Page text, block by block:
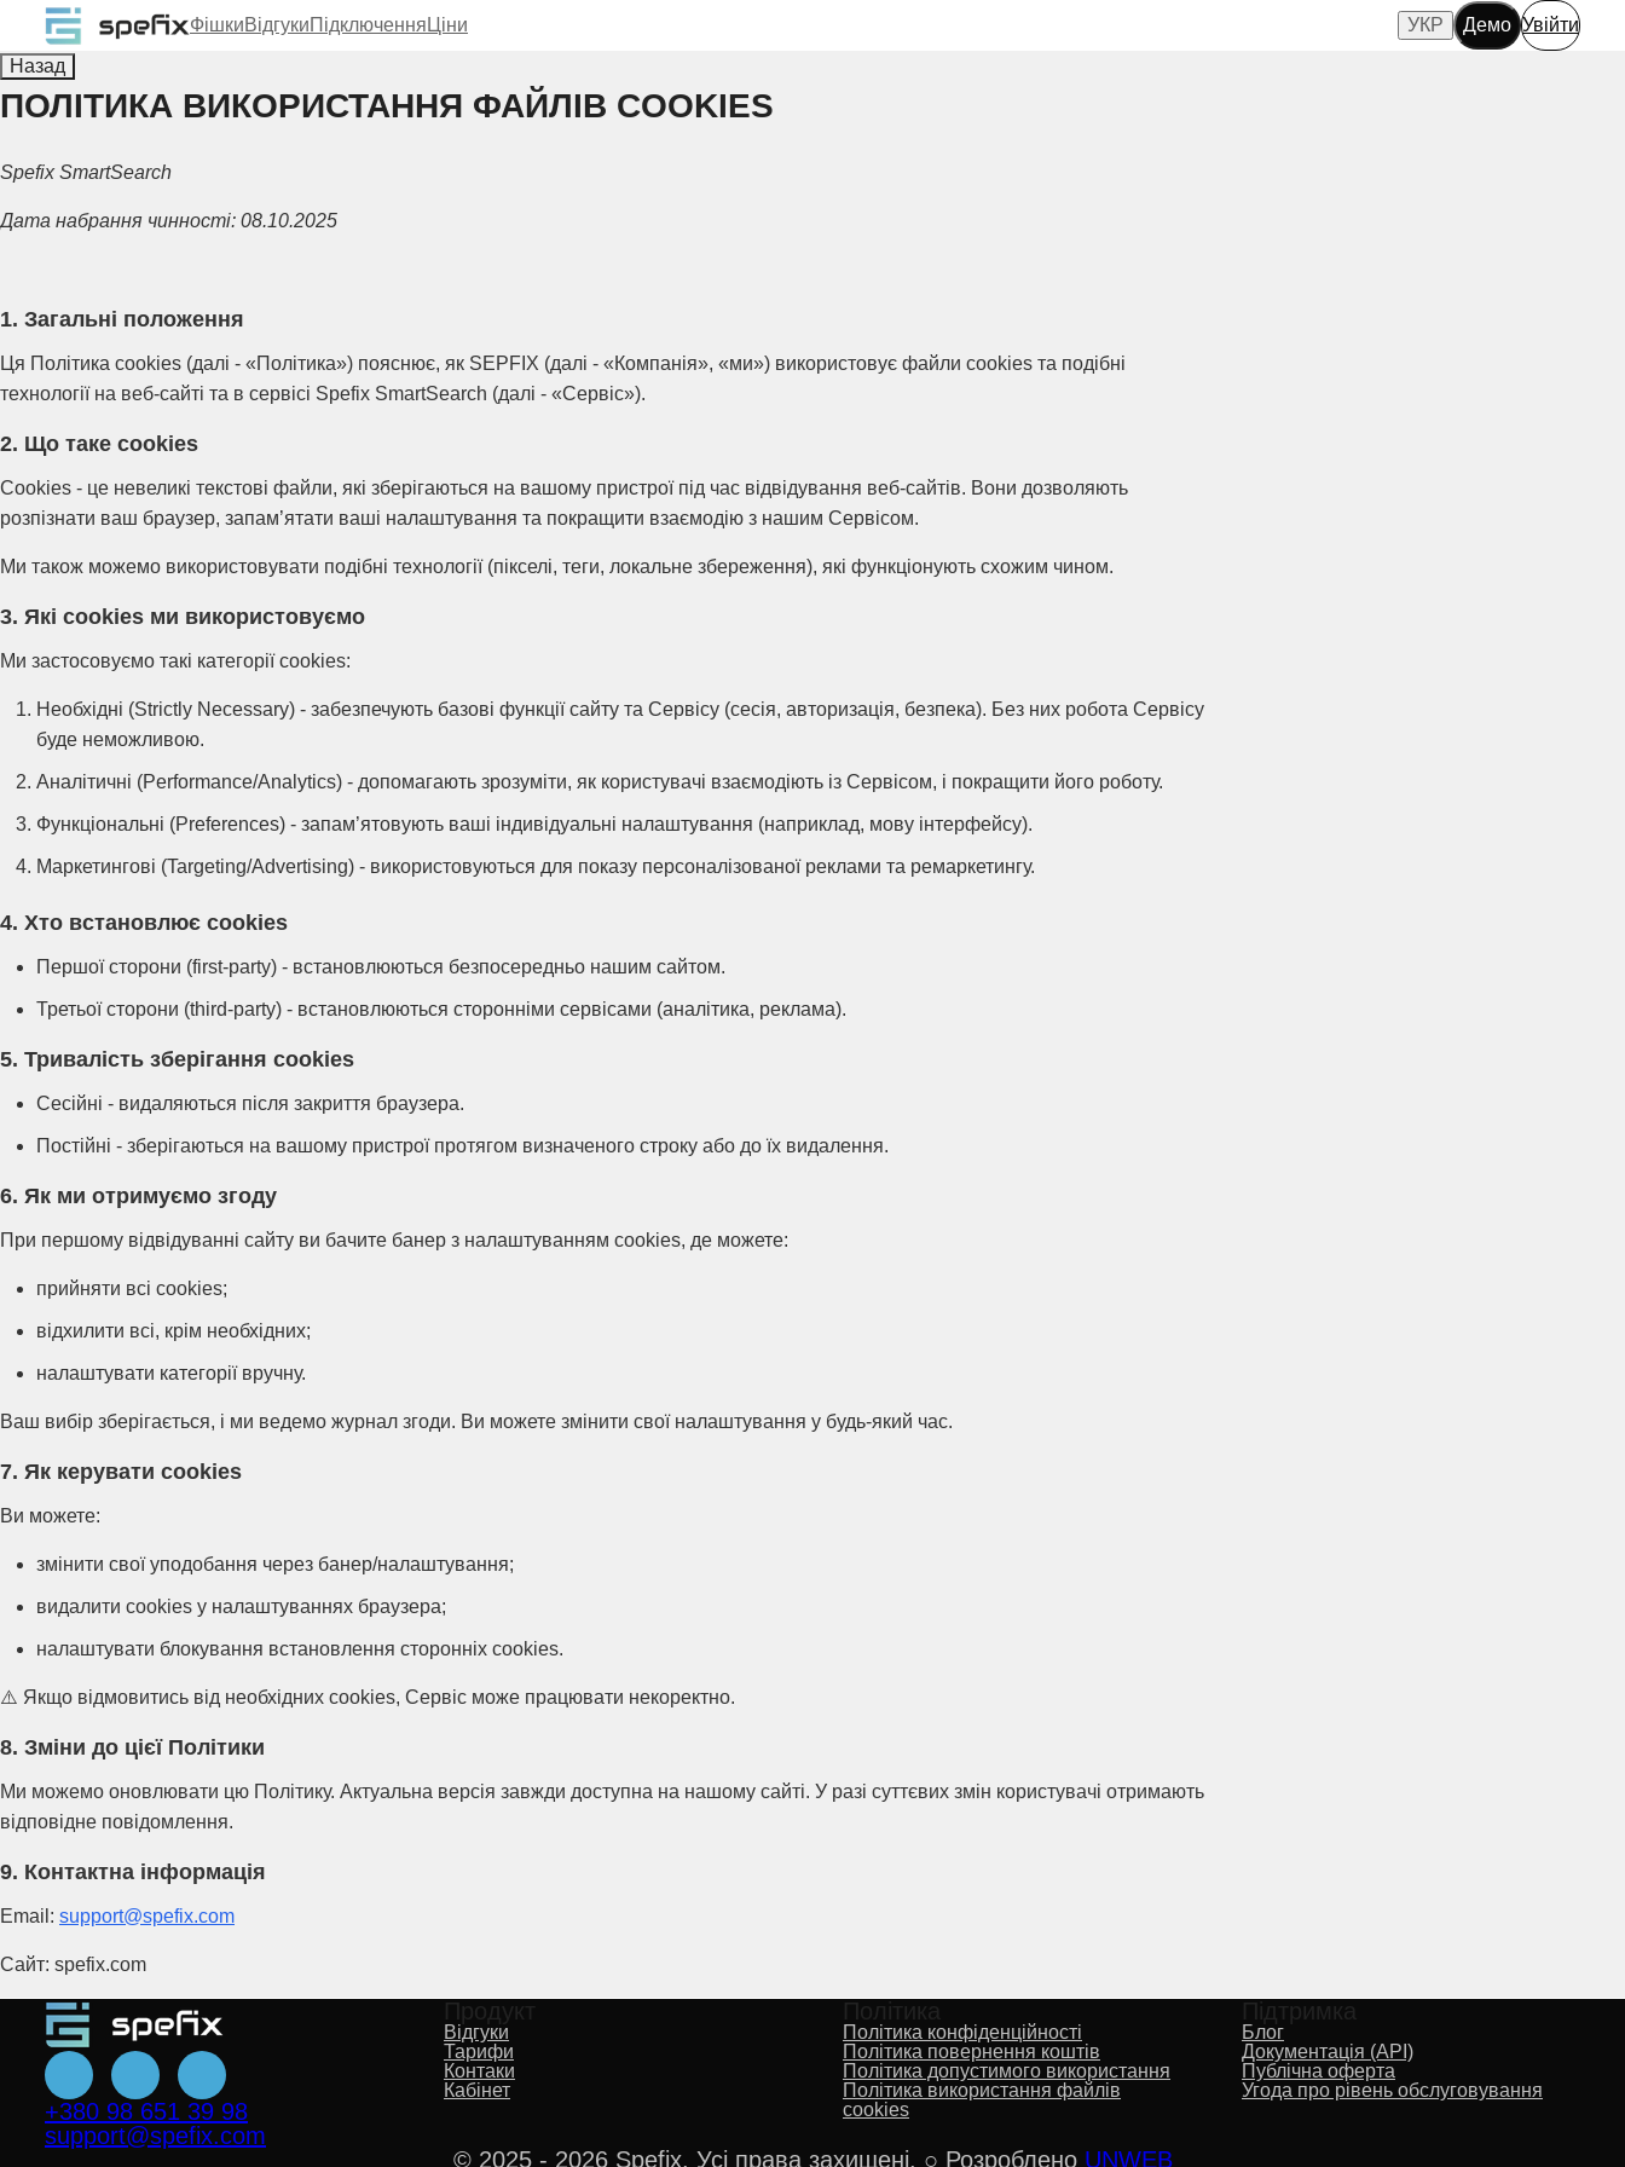
ФішкиВідгукиПідключення Ціни УКР Демо Увійти
Назад
ПОЛІТИКА ВИКОРИСТАННЯ ФАЙЛІВ COOKIES
Spefix SmartSearch
Дата набрання чинності: 08.10.2025
1. Загальні положення
Ця Політика cookies (далі - «Політика») пояснює, як SEPFIX (далі - «Компанія», «ми») використовує файли cookies та подібні
технології на веб-сайті та в сервісі Spefix SmartSearch (далі - «Сервіс»).
2. Що таке cookies
Cookies - це невеликі текстові файли, які зберігаються на вашому пристрої під час відвідування веб-сайтів. Вони дозволяють
розпізнати ваш браузер, запам’ятати ваші налаштування та покращити взаємодію з нашим Сервісом.
Ми також можемо використовувати подібні технології (пікселі, теги, локальне збереження), які функціонують схожим чином.
3. Які cookies ми використовуємо
Ми застосовуємо такі категорії cookies:
Необхідні (Strictly Necessary) - забезпечують базові функції сайту та Сервісу (сесія, авторизація, безпека). Без них робота Сервісу
буде неможливою.
Аналітичні (Performance/Analytics) - допомагають зрозуміти, як користувачі взаємодіють із Сервісом, і покращити його роботу.
Функціональні (Preferences) - запам’ятовують ваші індивідуальні налаштування (наприклад, мову інтерфейсу).
Маркетингові (Targeting/Advertising) - використовуються для показу персоналізованої реклами та ремаркетингу.
4. Хто встановлює cookies
Першої сторони (first-party) - встановлюються безпосередньо нашим сайтом.
Третьої сторони (third-party) - встановлюються сторонніми сервісами (аналітика, реклама).
5. Тривалість зберігання cookies
Сесійні - видаляються після закриття браузера.
Постійні - зберігаються на вашому пристрої протягом визначеного строку або до їх видалення.
6. Як ми отримуємо згоду
При першому відвідуванні сайту ви бачите банер з налаштуванням cookies, де можете:
прийняти всі cookies;
відхилити всі, крім необхідних;
налаштувати категорії вручну.
Ваш вибір зберігається, і ми ведемо журнал згоди. Ви можете змінити свої налаштування у будь-який час.
7. Як керувати cookies
Ви можете:
змінити свої уподобання через банер/налаштування;
видалити cookies у налаштуваннях браузера;
налаштувати блокування встановлення сторонніх cookies.
⚠️ Якщо відмовитись від необхідних cookies, Сервіс може працювати некоректно.
8. Зміни до цієї Політики
Ми можемо оновлювати цю Політику. Актуальна версія завжди доступна на нашому сайті. У разі суттєвих змін користувачі отримають
відповідне повідомлення.
9. Контактна інформація
Email: support@spefix.com
Сайт: spefix.com
+380 98 651 39 98
support@spefix.com
Продукт
Відгуки
Тарифи
Контаки
Кабінет
Політика
Політика конфіденційності
Політика повернення коштів
Політика допустимого використання
Політика використання файлів
cookies
Підтримка
Блог
Документація (API)
Публічна оферта
Угода про рівень обслуговування
© 2025 - 2026 Spefix. Усі права захищені. ○ Розроблено UNWEB